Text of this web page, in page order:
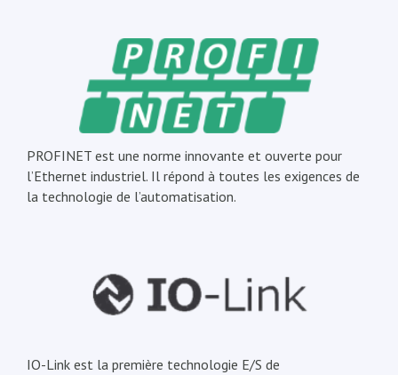
PROFINET est une norme innovante et ouverte pour
l’Ethernet industriel. Il répond à toutes les exigences de
la technologie de l’automatisation.
IO-Link est la première technologie E/S de